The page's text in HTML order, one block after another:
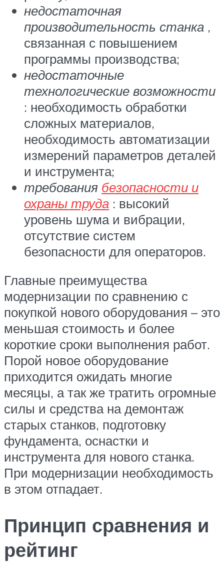
недостаточная
производительность станка ,
связанная с повышением
программы производства;
недостаточные
технологические возможности
: необходимость обработки
сложных материалов,
необходимость автоматизации
измерений параметров деталей
и инструмента;
требования безопасности и
охраны труда : высокий
уровень шума и вибрации,
отсутствие систем
безопасности для операторов.
Главные преимущества
модернизации по сравнению с
покупкой нового оборудования – это
меньшая стоимость и более
короткие сроки выполнения работ.
Порой новое оборудование
приходится ожидать многие
месяцы, а так же тратить огромные
силы и средства на демонтаж
старых станков, подготовку
фундамента, оснастки и
инструмента для нового станка.
При модернизации необходимость
в этом отпадает.
Принцип сравнения и
рейтинг